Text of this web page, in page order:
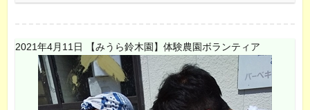
2021年4月11日 【みうら鈴木園】体験農園ボランティア